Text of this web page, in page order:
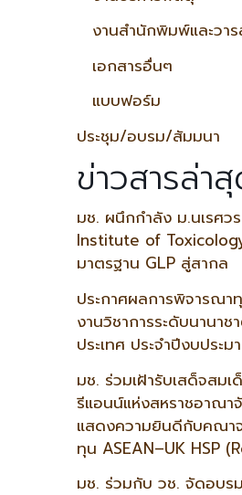
งานสำนักพิมพ์และวาร
เอกสารอื่นๆ
แบบฟอร์ม
ประชุม/อบรม/สัมมนา
ข่าวสารล่า
มช. ผนึกกำลัง ม.นเรศว
Institute of
มาตรฐาน GLP สู่สากล
ประกาศผลการพิจารณา
งานวิชาการระดับนานา
ประเทศ ประจำปีงบประ
มช. ร่วมเฝ้ารับเสด็จสมเ
รีแอนน์แห่งสหราชอาณา
แสดงความยินดีกับคณา
ทุน ASEAN–UK HSP
มช. ร่วมกับ วช. จัดอบร